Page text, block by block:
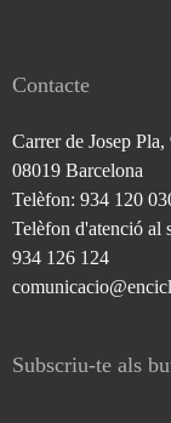
Contacte
Carrer de Josep Pla,
08019 Barcelona
Telèfon: 934 120
Telèfon d'atenció al
934 126 124
Subscriu-te als